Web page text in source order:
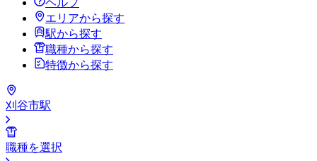
エリアから探す
駅から探す
職種から探す
特徴から探す
刈谷市駅
職種を選択